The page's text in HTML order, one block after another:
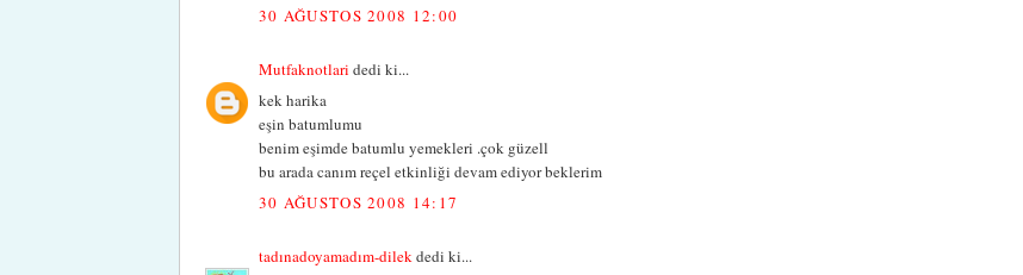
30 AĞUSTOS 2008 12:00
Mutfaknotlari dedi ki...
kek harika
eşin batumlumu
benim eşimde batumlu yemekleri .çok güzell
bu arada canım reçel etkinliği devam ediyor beklerim
30 AĞUSTOS 2008 14:17
tadınadoyamadım-dilek dedi ki...